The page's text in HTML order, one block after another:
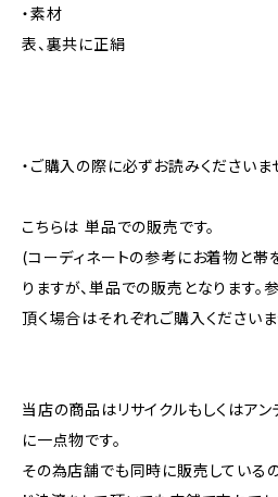
・素材
表、裏共に正絹
・ご購入の際に必ずお読みくださいま
こちらは 単品での販売です。
(コーディネートの参考にお着物と帯
りますが、単品での販売となります。
頂く場合はそれぞれご購入くださいま
当店の商品はリサイクルもしくはア
に一点物です。
その為店舗でも同時に販売している